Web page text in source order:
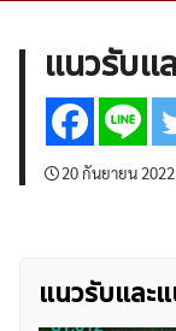
ค้นหา
สำหรับ:
แนวรับแ
20 กันยายน 2022
แนวรับและ